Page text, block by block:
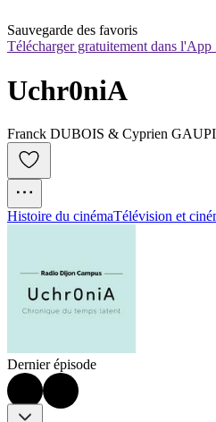
Sauvegarde des favoris
Télécharger gratuitement dans l'App
Uchr0niA
Franck DUBOIS & Cyprien
Histoire du cinémaTélévision et
Dernier épisode